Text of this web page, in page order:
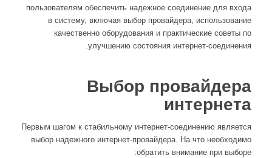
пользователям обеспечить надежное соединение для входа
в систему, включая выбор провайдера, использование
качественно оборудования и практические советы по
улучшению состояния интернет-соединения.
Выбор провайдера
интернета
Первым шагом к стабильному интернет-соединению является
выбор надежного интернет-провайдера. На что необходимо
обратить внимание при выборе: